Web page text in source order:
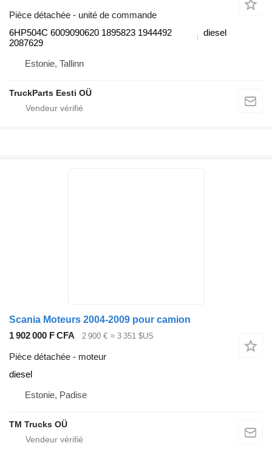
Pièce détachée - unité de commande
6HP504C 6009090620 1895823 1944492
2087629
diesel
Estonie, Tallinn
TruckParts Eesti OÜ
Scania Moteurs 2004-2009 pour camion
1 902 000 F CFA
2 900 € ≈ 3 351 $US
Pièce détachée - moteur
diesel
Estonie, Padise
TM Trucks OÜ